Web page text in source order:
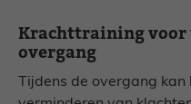
Krachttraining voor
overgang
Tijdens de overgang